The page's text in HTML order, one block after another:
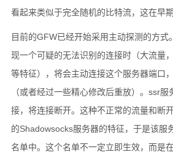
看起来类似于完全随机的比特流，这在早
目前的GFW已经开始采用主动探测的方式
现一个可疑的无法识别的连接时（大流量
等特征），将会主动连接这个服务器端口
（或者经过一些精心修改后重放）。ssr
接，将连接断开。这种不正常的流量和断
的Shadowsocks服务器的特征，于是该服
名单中。这个名单不一定立即生效，而是
软件使用
开源软件
硬件随笔